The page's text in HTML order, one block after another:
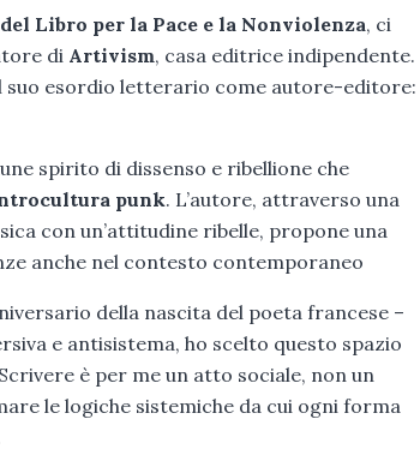
Libro per la Pace e la Nonviolenza, ci
di Artivism, casa editrice indipendente.
suo esordio letterario come autore-editore:
spirito di dissenso e ribellione che
punk. L’autore, attraverso una
con un’attitudine ribelle, propone una
anche nel contesto contemporaneo
della nascita del poeta francese –
e antisistema, ho scelto questo spazio
è per me un atto sociale, non un
le logiche sistemiche da cui ogni forma